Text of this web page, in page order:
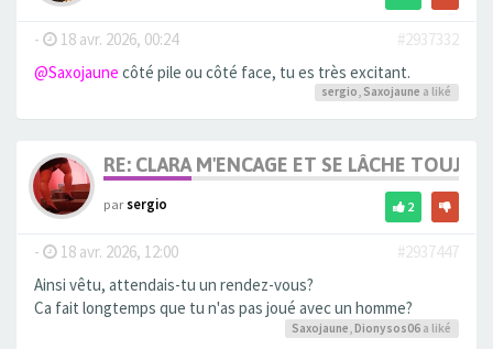
- 18 avr. 2026, 00:24
#2937332
@Saxojaune côté pile ou côté face, tu es très excitant.
sergio, Saxojaune a liké
RE: CLARA M'ENCAGE ET SE LÂCHE
parsergio 2
- 18 avr. 2026, 12:00
#2937447
Ainsi vêtu, attendais-tu un rendez-vous?
Ca fait longtemps que tu n'as pas joué avec un homme?
Saxojaune Dionysos06 a liké